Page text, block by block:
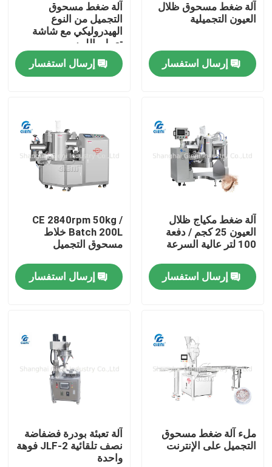
المنتجات
فيديوهات
حولنا
جولة في المصنع
أخبار
آلة ضغط مسحوق ظلال
العيون التجميلية
إرسال استفسار
آلة ضغط مسحوق
التجميل من النوع
الهيدروليكي مع شاشة
تعمل باللمس
إرسال استفسار
آلة ضغط مكياج ظلال
العيون 25 كجم / دفعة
100 لتر عالية السرعة
إرسال استفسار
CE 2840rpm 50kg /
Batch 200L خلاط
مسحوق التجميل
إرسال استفسار
ملء آلة ضغط مسحوق
التجميل على الإنترنت
آلة تعبئة بودرة فضفاضة
نصف تلقائية JLF-2 فوهة
واحدة